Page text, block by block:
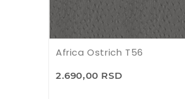
Africa Ostrich T56
2.690,00 RSD